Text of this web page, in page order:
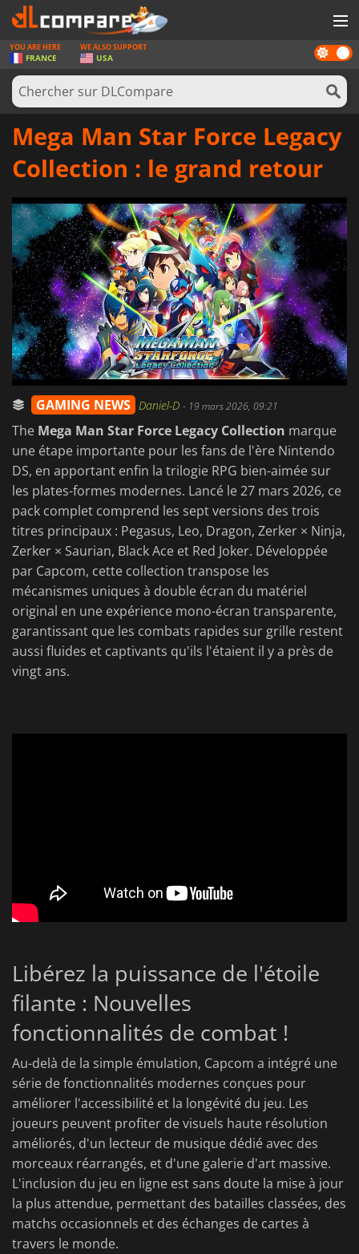
JEUX
CARTES PRÉPAYÉES
LOGICIELS
CONCOURS
NEWS
SE CONNECTER OU S'INSCRIRE
Dark
mode
YOU ARE HERE
FRANCE
WE ALSO SUPPORT
USA
Mega Man Star Force Legacy
Collection : le grand retour
GAMING NEWS Daniel-D - 19 mars 2026, 09:21
The Mega Man Star Force Legacy Collection marque
une étape importante pour les fans de l'ère Nintendo
DS, en apportant enfin la trilogie RPG bien-aimée sur
les plates-formes modernes. Lancé le 27 mars 2026, ce
pack complet comprend les sept versions des trois
titres principaux : Pegasus, Leo, Dragon, Zerker × Ninja,
Zerker × Saurian, Black Ace et Red Joker. Développée
par Capcom, cette collection transpose les
mécanismes uniques à double écran du matériel
original en une expérience mono-écran transparente,
garantissant que les combats rapides sur grille restent
aussi fluides et captivants qu'ils l'étaient il y a près de
vingt ans.
Libérez la puissance de l'étoile
filante : Nouvelles
fonctionnalités de combat !
Au-delà de la simple émulation, Capcom a intégré une
série de fonctionnalités modernes conçues pour
améliorer l'accessibilité et la longévité du jeu. Les
joueurs peuvent profiter de visuels haute résolution
améliorés, d'un lecteur de musique dédié avec des
morceaux réarrangés, et d'une galerie d'art massive.
L'inclusion du jeu en ligne est sans doute la mise à jour
la plus attendue, permettant des batailles classées, des
matchs occasionnels et des échanges de cartes à
travers le monde.